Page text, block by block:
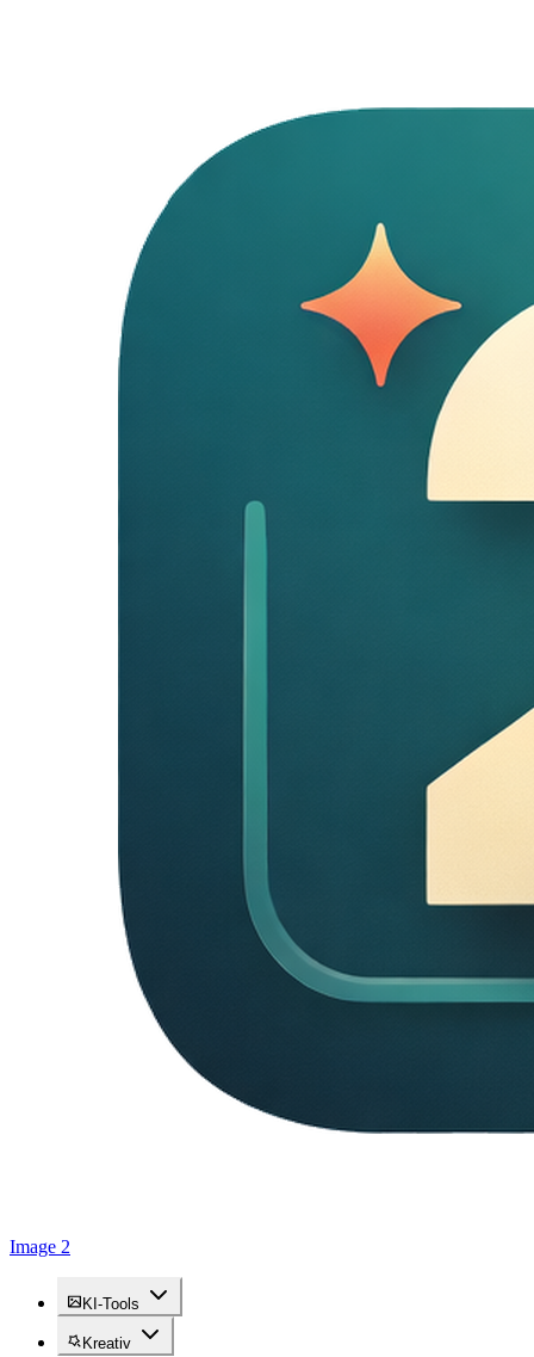
Image 2
KI-Tools
Kreativ